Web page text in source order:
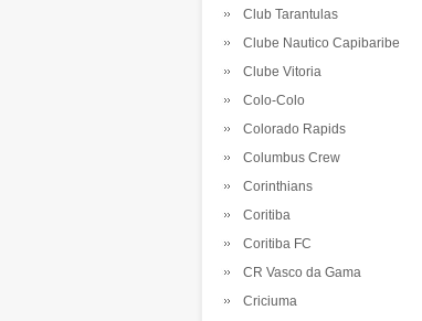
Club Tarantulas
Clube Nautico Capibaribe
Clube Vitoria
Colo-Colo
Colorado Rapids
Columbus Crew
Corinthians
Coritiba
Coritiba FC
CR Vasco da Gama
Criciuma